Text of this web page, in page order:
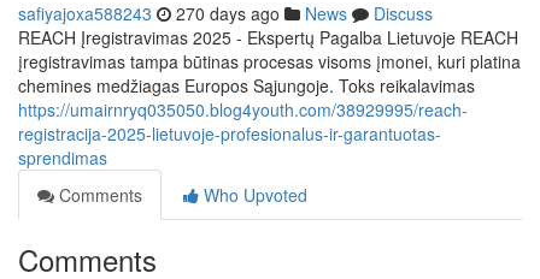
safiyajoxa588243 270 days ago News
Discuss
REACH Įregistravimas 2025 - Ekspertų Pagalba Lietuvoje REACH
įregistravimas tampa būtinas procesas visoms įmonei, kuri platina
chemines medžiagas Europos Sąjungoje. Toks reikalavimas
https://umairnryq035050.blog4youth.com/38929995/reach-
registracija-2025-lietuvoje-profesionalus-ir-garantuotas-
sprendimas
Comments
Who Upvoted
Comments